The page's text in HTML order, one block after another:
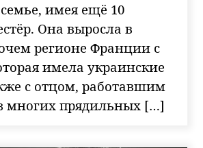
имея ещё 10
Она выросла в
регионе Франции с
имела украинские
с отцом, работавшим
многих прядильных […]